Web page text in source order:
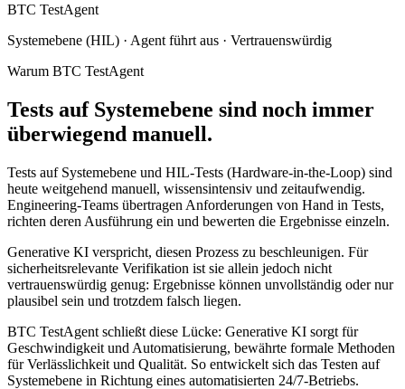
BTC TestAgent
Systemebene (HIL) · Agent führt aus · Vertrauenswürdig
Warum BTC TestAgent
Tests auf Systemebene sind noch immer
überwiegend manuell.
Tests auf Systemebene und HIL-Tests (Hardware-in-the-Loop) sind
heute weitgehend manuell, wissensintensiv und zeitaufwendig.
Engineering-Teams übertragen Anforderungen von Hand in Tests,
richten deren Ausführung ein und bewerten die Ergebnisse einzeln.
Generative KI verspricht, diesen Prozess zu beschleunigen. Für
sicherheitsrelevante Verifikation ist sie allein jedoch nicht
vertrauenswürdig genug: Ergebnisse können unvollständig oder nur
plausibel sein und trotzdem falsch liegen.
BTC TestAgent schließt diese Lücke: Generative KI sorgt für
Geschwindigkeit und Automatisierung, bewährte formale Methoden
für Verlässlichkeit und Qualität. So entwickelt sich das Testen auf
Systemebene in Richtung eines automatisierten 24/7-Betriebs.